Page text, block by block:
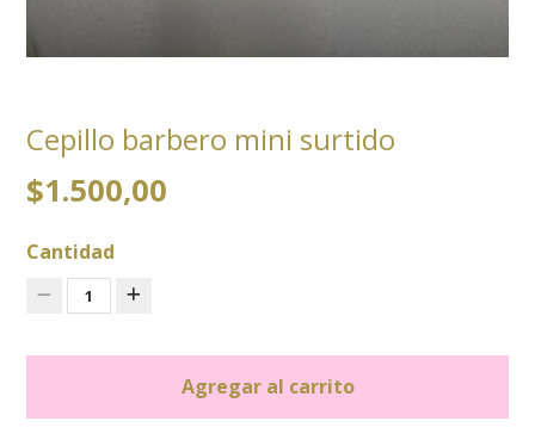
Cepillo barbero mini surtido
$1.500,00
Cantidad
1
Agregar al carrito